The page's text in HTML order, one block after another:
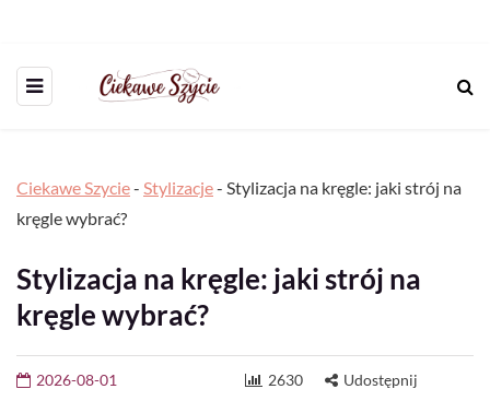
Ciekawe Szycie- Stylizacje- Stylizacja na kręgle: jaki strój na
kręgle wybrać?
Stylizacja na kręgle: jaki strój na
kręgle wybrać?
2026-08-01 2630 Udostępnij